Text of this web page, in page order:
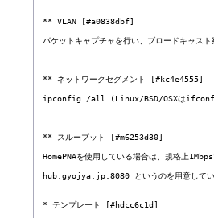
** VLAN [#a0838dbf]
パケットキャプチャを行い、ブロードキャス
** ネットワークセグメント [#kc4e4555]
ipconfig /all (Linux/BSD/OSXはifconfig -a)を
** スループット [#m6253d30]
HomePNAを使用している場合は、規格上
hub.gyojya.jp:8080 というのを用意している
* テンプレート [#hdcc6c1d]